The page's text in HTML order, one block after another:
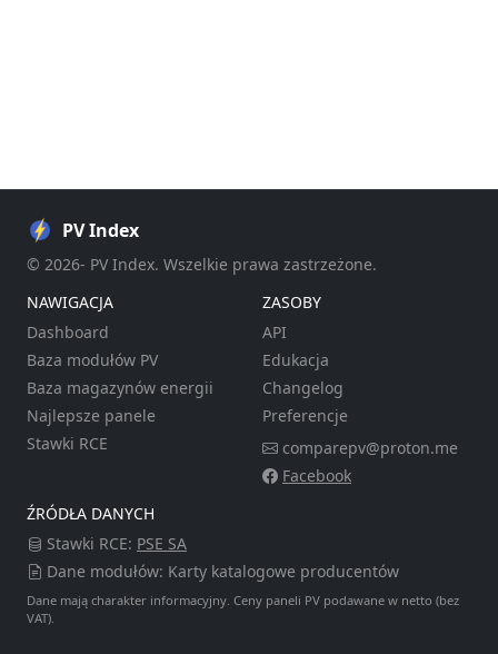
PV Index
© 2026- PV Index. Wszelkie prawa zastrzeżone.
NAWIGACJA
Dashboard
Baza modułów PV
Baza magazynów energii
Najlepsze panele
Stawki RCE
ZASOBY
API
Edukacja
Changelog
Preferencje
comparepv@proton.me
Facebook
ŹRÓDŁA DANYCH
Stawki RCE: PSE SA
Dane modułów: Karty katalogowe producentów
Dane mają charakter informacyjny. Ceny paneli PV podawane w netto (bez
VAT).